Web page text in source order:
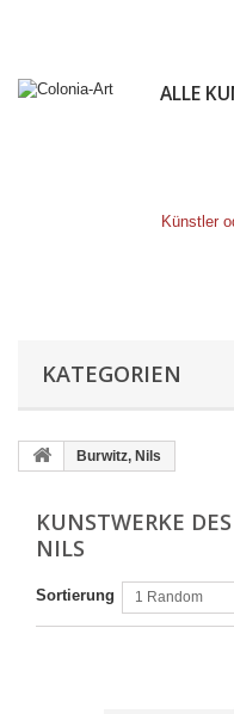
ALLE
KATEGORIEN
Burwitz, Nils
KUNSTWERKE
NILS
Sortierung 1 Random